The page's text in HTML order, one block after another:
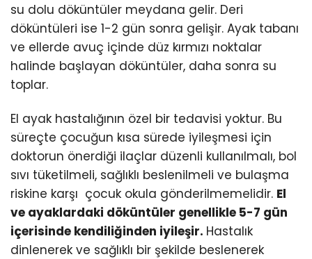
su dolu döküntüler meydana gelir. Deri
döküntüleri ise 1-2 gün sonra gelişir. Ayak tabanı
ve ellerde avuç içinde düz kırmızı noktalar
halinde başlayan döküntüler, daha sonra su
toplar.
El ayak hastalığının özel bir tedavisi yoktur. Bu
süreçte çocuğun kısa sürede iyileşmesi için
doktorun önerdiği ilaçlar düzenli kullanılmalı, bol
sıvı tüketilmeli, sağlıklı beslenilmeli ve bulaşma
riskine karşı çocuk okula gönderilmemelidir. El
ve ayaklardaki döküntüler genellikle 5-7 gün
içerisinde kendiliğinden iyileşir. Hastalık
dinlenerek ve sağlıklı bir şekilde beslenerek